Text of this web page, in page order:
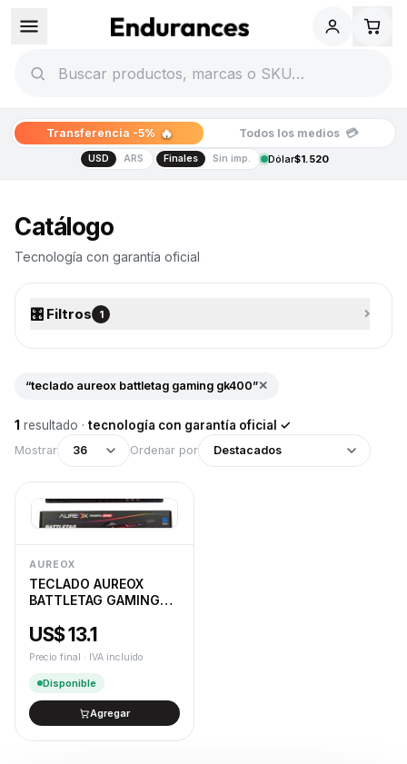
Transferencia -5% 🔥 Todos los medios 💳
USD ARS Finales Sin imp. Dólar$1.520
Catálogo de tecnología
Catálogo
Tecnología con garantía oficial
🎛️ Filtros 1 ⌄
“teclado aureox battletag gaming gk400”✕
1 resultado · tecnología con garantía oficial ✓
Mostrar 36 Ordenar por Destacados
AUREOX
TECLADO AUREOX
BATTLETAG GAMING
US$ 13.1
Precio final · IVA incluido
Disponible
Agregar